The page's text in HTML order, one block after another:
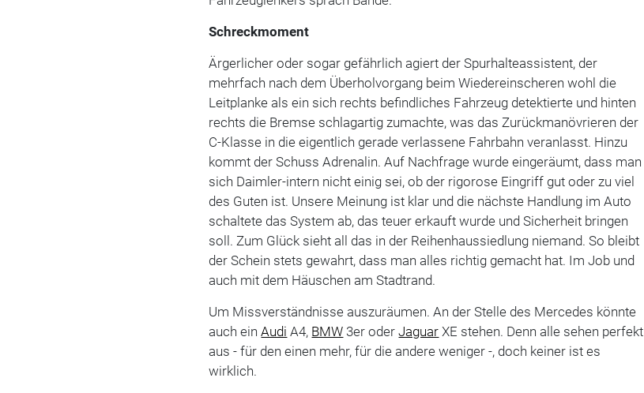
Schreckmoment
Ärgerlicher oder sogar gefährlich agiert der Spurhalteassistent, der
mehrfach nach dem Überholvorgang beim Wiedereinscheren wohl die
Leitplanke als ein sich rechts befindliches Fahrzeug detektierte und hinten
rechts die Bremse schlagartig zumachte, was das Zurückmanövrieren der
C-Klasse in die eigentlich gerade verlassene Fahrbahn veranlasst. Hinzu
kommt der Schuss Adrenalin. Auf Nachfrage wurde eingeräumt, dass man
sich Daimler-intern nicht einig sei, ob der rigorose Eingriff gut oder zu viel
des Guten ist. Unsere Meinung ist klar und die nächste Handlung im Auto
schaltete das System ab, das teuer erkauft wurde und Sicherheit bringen
soll. Zum Glück sieht all das in der Reihenhaussiedlung niemand. So bleibt
der Schein stets gewahrt, dass man alles richtig gemacht hat. Im Job und
auch mit dem Häuschen am Stadtrand.
Um Missverständnisse auszuräumen. An der Stelle des Mercedes könnte
auch einAudi A4, BMW 3er oderJaguar XE stehen. Denn alle sehen perfekt
aus - für den einen mehr, für die andere weniger -, doch keiner ist es
wirklich.